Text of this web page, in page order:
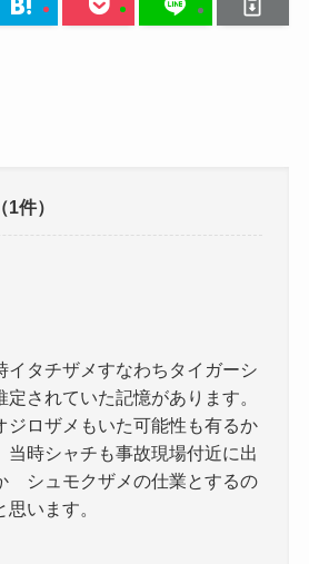
（1件）
イタチザメすなわちタイガーシ
定されていた記憶があります。
ジロザメもいた可能性も有るか
時シャチも事故現場付近に出
シュモクザメの仕業とするの
います。